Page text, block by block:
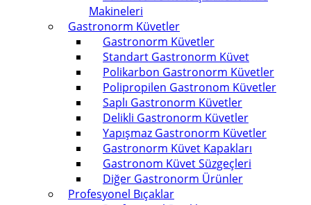
Makineleri
Gastronorm Küvetler
Gastronorm Küvetler
Standart Gastronorm Küvet
Polikarbon Gastronorm Küvetler
Polipropilen Gastronom Küvetler
Saplı Gastronorm Küvetler
Delikli Gastronorm Küvetler
Yapışmaz Gastronorm Küvetler
Gastronorm Küvet Kapakları
Gastronom Küvet Süzgeçleri
Diğer Gastronorm Ürünler
Profesyonel Bıçaklar